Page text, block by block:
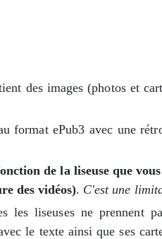
des images (photos et
format ePub3 avec une
de la liseuse que
des vidéos). C'est une
les liseuses ne prennent
le texte ainsi que ses